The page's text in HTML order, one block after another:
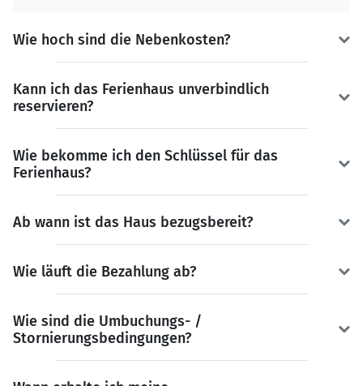
Wie hoch sind die Nebenkosten?
Kann ich das Ferienhaus unverbindlich
reservieren?
Wie bekomme ich den Schlüssel für das
Ferienhaus?
Ab wann ist das Haus bezugsbereit?
Wie läuft die Bezahlung ab?
Wie sind die Umbuchungs- /
Stornierungsbedingungen?